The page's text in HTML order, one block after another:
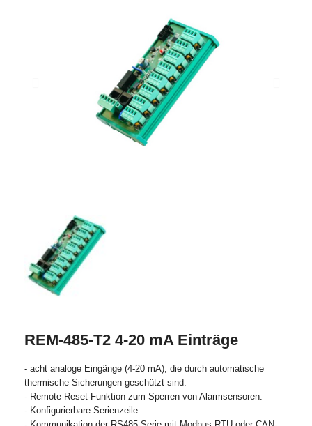
REM-485-T2 4-20 mA Einträge
- acht analoge Eingänge (4-20 mA), die durch automatische
thermische Sicherungen geschützt sind.
- Remote-Reset-Funktion zum Sperren von Alarmsensoren.
- Konfigurierbare Serienzeile.